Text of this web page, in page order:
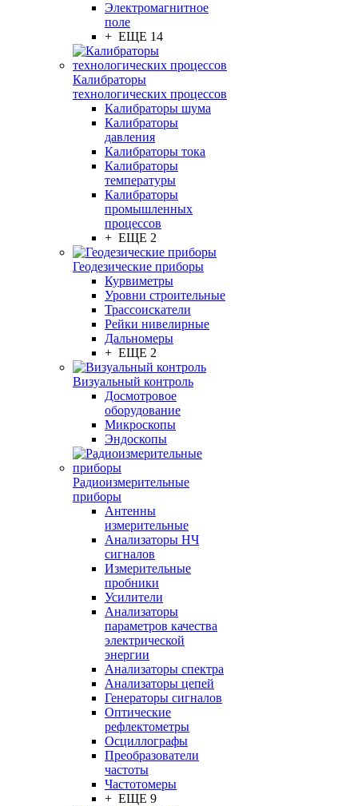
Электромагнитное
поле
+ ЕЩЕ 14
Калибраторы
технологических процессов
Калибраторы шума
Калибраторы
давления
Калибраторы тока
Калибраторы
температуры
Калибраторы
промышленных
процессов
+ ЕЩЕ 2
Геодезические приборы
Курвиметры
Уровни строительные
Трассоискатели
Рейки нивелирные
Дальномеры
+ ЕЩЕ 2
Визуальный контроль
Досмотровое
оборудование
Микроскопы
Эндоскопы
Радиоизмерительные
приборы
Антенны
измерительные
Анализаторы НЧ
сигналов
Измерительные
пробники
Усилители
Анализаторы
параметров качества
электрической
энергии
Анализаторы спектра
Анализаторы цепей
Генераторы сигналов
Оптические
рефлектометры
Осциллографы
Преобразователи
частоты
Частотомеры
+ ЕЩЕ 9